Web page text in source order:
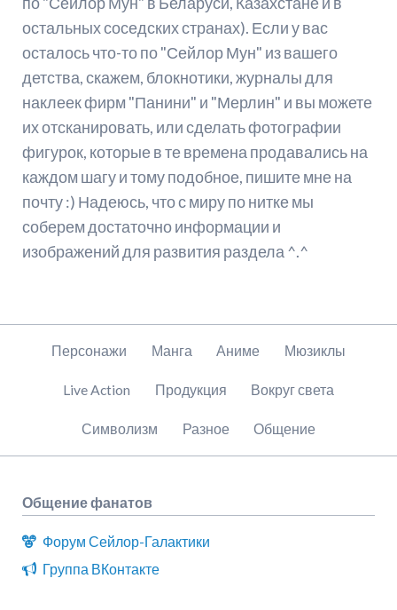
остальных соседских странах). Если у вас
осталось что-то по "Сейлор Мун" из вашего
детства, скажем, блокнотики, журналы для
наклеек фирм "Панини" и "Мерлин" и вы можете
их отсканировать, или сделать фотографии
фигурок, которые в те времена продавались на
каждом шагу и тому подобное, пишите мне на
почту :) Надеюсь, что с миру по нитке мы
соберем достаточно информации и
изображений для развития раздела ^.^
Пропустить
Персонажи Манга Аниме Мюзиклы
Live Action Продукция Вокруг света
Символизм Разное Общение
Общение фанатов
Форум Сейлор-Галактики
Группа ВКонтакте